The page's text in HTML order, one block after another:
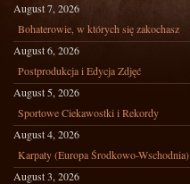
August 7, 2026
Bohaterowie, w których się zakochasz
August 6, 2026
Postprodukcja i Edycja Zdjęć
August 5, 2026
Sportowe Ciekawostki i Rekordy
August 4, 2026
Karpaty (Europa Środkowo-Wschodnia)
August 3, 2026